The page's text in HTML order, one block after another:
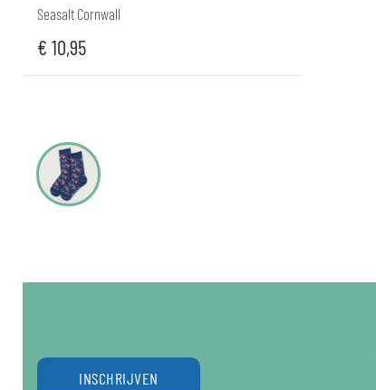
Seasalt Cornwall
€ 10,95
INSCHRIJVEN